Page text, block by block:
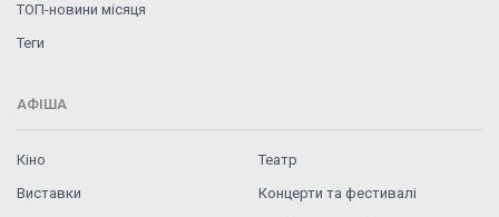
ТОП-новини місяця
Теги
АФІША
Кіно
Театр
Виставки
Концерти та фестивалі